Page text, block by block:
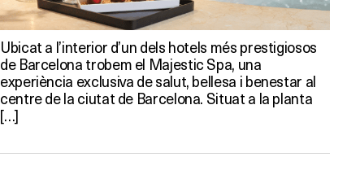
Ubicat a l’interior d’un dels hotels més prestigiosos
de Barcelona trobem el Majestic Spa, una
experiència exclusiva de salut, bellesa i benestar al
centre de la ciutat de Barcelona. Situat a la planta
[…]